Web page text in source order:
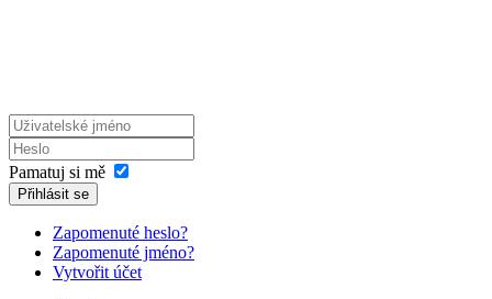
Pamatuj si mě
Přihlásit se
Zapomenuté heslo?
Zapomenuté jméno?
Vytvořit účet